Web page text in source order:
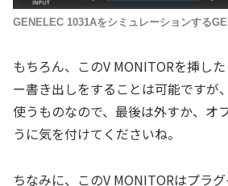
GENELEC 1031Aをシミュレーションする
もちろん、このV MONITORを挿し
ー書き出しをすることは可能ですが
使うものなので、最後は外すか、オ
うに気を付けてくださいね。
ちなみに、このV MONITORはプラ